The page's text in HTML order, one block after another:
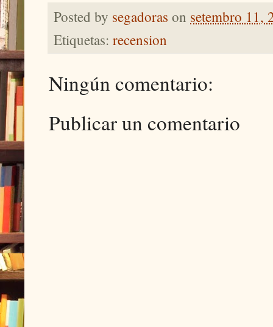
Posted by segadoras on setembro 11,
Etiquetas: recension
Ningún comentario:
Publicar un comentario